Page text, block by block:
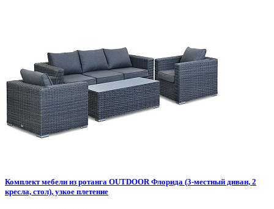
Комплект мебели из ротанга OUTDOOR Флорида (3-местный диван, 2
кресла, стол), узкое плетение